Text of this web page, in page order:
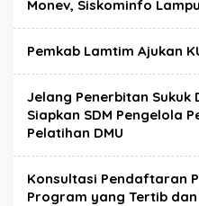
Monev, Siskominfo
Pemkab Lamtim Ajukan
Jelang Penerbitan Sukuk
Siapkan SDM Pengelola
Pelatihan DMU
Konsultasi Pendaftaran
Program yang Tertib